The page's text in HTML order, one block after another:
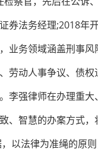
券法务经理;2018年
业务领域涵盖刑事
劳动人事争议、债
李强律师在办理重
、智慧的办案方式
以法律为准绳的原